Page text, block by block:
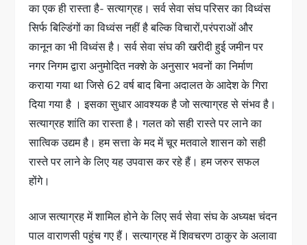
का एक ही रास्ता है- सत्याग्रह। सर्व सेवा संघ परिसर का विध्वंस
सिर्फ बिल्डिंगों का विध्वंस नहीं है बल्कि विचारों,परंपराओं और
कानून का भी विध्वंस है। सर्व सेवा संघ की खरीदी हुई जमीन पर
नगर निगम द्वारा अनुमोदित नक्शे के अनुसार भवनों का निर्माण
कराया गया था जिसे 62 वर्ष बाद बिना अदालत के आदेश के गिरा
दिया गया है । इसका सुधार आवश्यक है जो सत्याग्रह से संभव है।
सत्याग्रह शांति का रास्ता है। गलत को सही रास्ते पर लाने का
सात्विक उद्यम है। हम सत्ता के मद में चूर मतवाले शासन को सही
रास्ते पर लाने के लिए यह उपवास कर रहे हैं। हम जरुर सफल
होंगे।
आज सत्याग्रह में शामिल होने के लिए सर्व सेवा संघ के अध्यक्ष चंदन
पाल वाराणसी पहुंच गए हैं। सत्याग्रह में शिवचरण ठाकुर के अलावा